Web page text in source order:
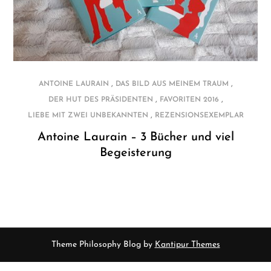
ANTOINE LAURAIN , DAS BILD AUS MEINEM TRAUM ,
DER HUT DES PRÄSIDENTEN , FAVORITEN 2016 ,
LIEBE MIT ZWEI UNBEKANNTEN , REZENSIONSEXEMPLAR
Antoine Laurain – 3 Bücher und viel
Begeisterung
Theme Philosophy Blog by Kantipur Themes